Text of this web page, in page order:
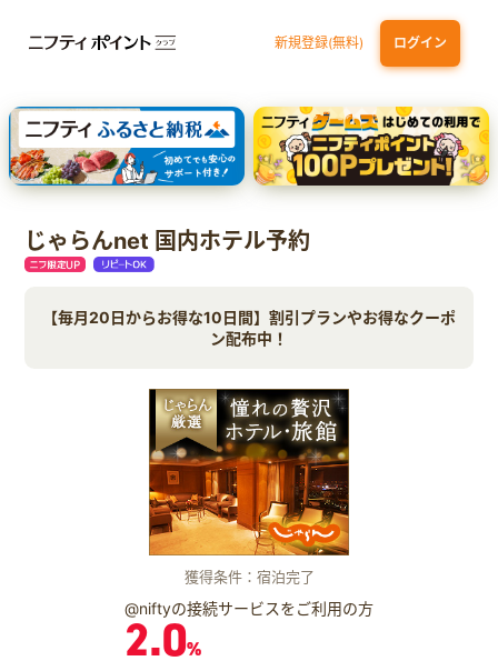
新規登録(無料) ログイン
dカード GOLD 三井住友カード ゴールド（NL）（家族カード発行）
【実質初月無料】DMM | Disney+(ディズニープラス) セットプラン
SBI証券 確定拠出年金（iDeCo）
じゃらんnet 国内ホテル予約
【毎月20日からお得な10日間】割引プランやお得なクーポ
ン配布中！
獲得条件：宿泊完了
@niftyの接続サービスをご利用の方
2.0%